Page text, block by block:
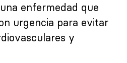
enfermedad que
urgencia para evitar
y